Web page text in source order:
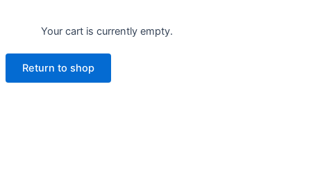
Your cart is currently empty.
Return to shop